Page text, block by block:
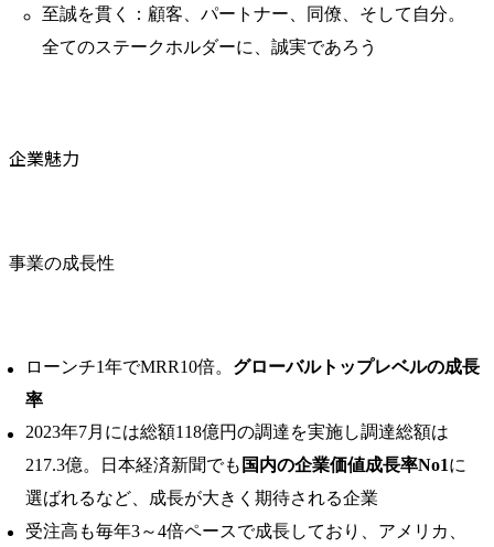
至誠を貫く：顧客、パートナー、同僚、そして自分。
全てのステークホルダーに、誠実であろう
企業魅力
事業の成長性
ローンチ1年でMRR10倍。 グローバルトップレベルの成⻑
率
2023年7月には総額118億円の調達を実施し調達総額は
217.3億。日本経済新聞でも 国内の企業価値成長率No1に
選ばれるなど、成長が大きく期待される企業
受注高も毎年3～4倍ペースで成長しており、アメリカ、